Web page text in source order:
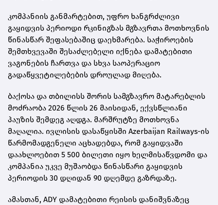
კომპანიის განმარტებით, უფრო ხანგრძლივი
გაყიდვის პერიოდი რკინიგზას მგზავრთა მოთხოვნის
წინასწარ შეფასებაშიც დაეხმარება. საჭიროების
შემთხვევაში შესაძლებელი იქნება დამატებითი
ვაგონების ჩართვა და სხვა საოპერაციო
გადაწყვეტილებების დროულად მიღება.
ბაქოსა და თბილისს შორის სამგზავრო მატარებლის
მოძრაობა 2026 წლის 26 მაისიდან, ექვსწლიანი
პაუზის შემდეგ აღდგა. მარშრუტზე მოთხოვნა
მაღალია. ივლისის დასაწყისში Azerbaijan Railways-ის
წარმომადგენელი აცხადებდა, რომ გაყიდვაში
დაახლოებით 5 500 ბილეთი იყო ხელმისაწვდომი და
კომპანია უკვე მუშაობდა წინასწარი გაყიდვის
პერიოდის 30 დღიდან 90 დღემდე გაზრდაზე.
ამასთან, ADY დამატებითი რეისის დანიშვნაზეც